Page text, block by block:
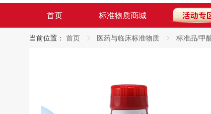
首页 标准物质商城
当前位置： 首页 医药与临床标准物质 标准品/甲